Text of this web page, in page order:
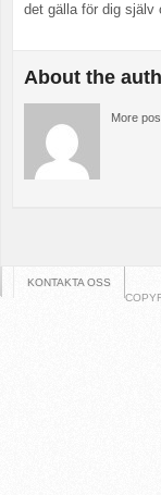
det gälla för dig själv
About the
More
KONTAKTA OSS